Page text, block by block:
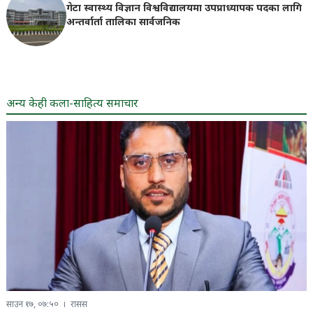
गेटा स्वास्थ्य विज्ञान विश्वविद्यालयमा उपप्राध्यापक पदका लागि
अन्तर्वार्ता तालिका सार्वजनिक
अन्य केही कला-साहित्य समाचार
साउन १७, ०७:५० रासस